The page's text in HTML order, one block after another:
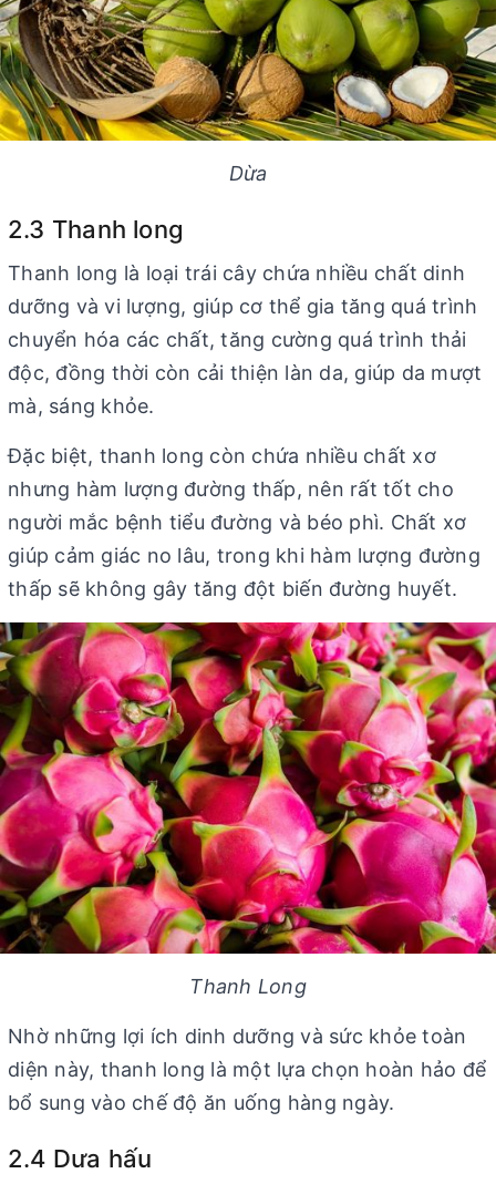
Dừa
2.3 Thanh long
Thanh long là loại trái cây chứa nhiều chất dinh
dưỡng và vi lượng, giúp cơ thể gia tăng quá trình
chuyển hóa các chất, tăng cường quá trình thải
độc, đồng thời còn cải thiện làn da, giúp da mượt
mà, sáng khỏe.
Đặc biệt, thanh long còn chứa nhiều chất xơ
nhưng hàm lượng đường thấp, nên rất tốt cho
người mắc bệnh tiểu đường và béo phì. Chất xơ
giúp cảm giác no lâu, trong khi hàm lượng đường
thấp sẽ không gây tăng đột biến đường huyết.
Thanh Long
Nhờ những lợi ích dinh dưỡng và sức khỏe toàn
diện này, thanh long là một lựa chọn hoàn hảo để
bổ sung vào chế độ ăn uống hàng ngày.
2.4 Dưa hấu